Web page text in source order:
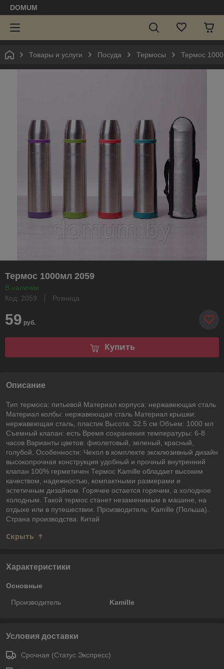
DOMUM
Товары и услуги Посуда Термосы Термос
Термос 1000мл 2059
В наличии
Код: 2059
Розница
59 руб.
Купить
Описание
Тип термоса: питьевой Материал корпуса: нержавеющая сталь
Материал колбы: нержавеющая сталь Материал крышки:
нержавеющая сталь, пластик Высота: 32.5 см Объем: 1000 мл
Съемный клапан: есть Время сохранения температуры: 6-8
часов Варианты цветов: фиолетовый, зеленый, красный,
голубой. Особенности: Чехол в комплекте эксклюзивный дизайн
высокопрочная конструкция удобный и прочный внутренний
клапан 100% герметичен Термос Kamille обладает высоким
качеством, надежностью, компактными размерами и
эстетичным дизайном. Горячее остается горячим, а холодное
холодным. Такой термос станет незаменимым в машине, на
отдыхе или в путешествии. Производитель: Kamille (Польша).
Страна производства: Китай
Скрыть
Характеристики
Основные
Производитель Kamille
Условия доставки
Срочная (Статус Экспресс)